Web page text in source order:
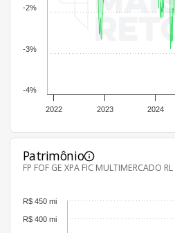
2022 2023 2024
-4%
-3%
-2%
Patrimônio
FP FOF GE XPA FIC MULTIMERCADO RL
R$ 400 mi
R$ 450 mi